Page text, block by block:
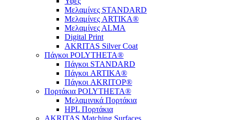
Μελαμίνες STANDARD
Μελαμίνες ARTIKA®
Μελαμίνες ΑLMA
Digital Print
AKRITAS Silver Coat
Πάγκοι POLYTHETA®
Πάγκοι STANDARD
Πάγκοι ARTIKA®
Πάγκοι AKRITOP®
Πορτάκια POLYTHETA®
Μελαμινικά Πορτάκια
HPL Πορτάκια
AKRITAS Matching Surfaces